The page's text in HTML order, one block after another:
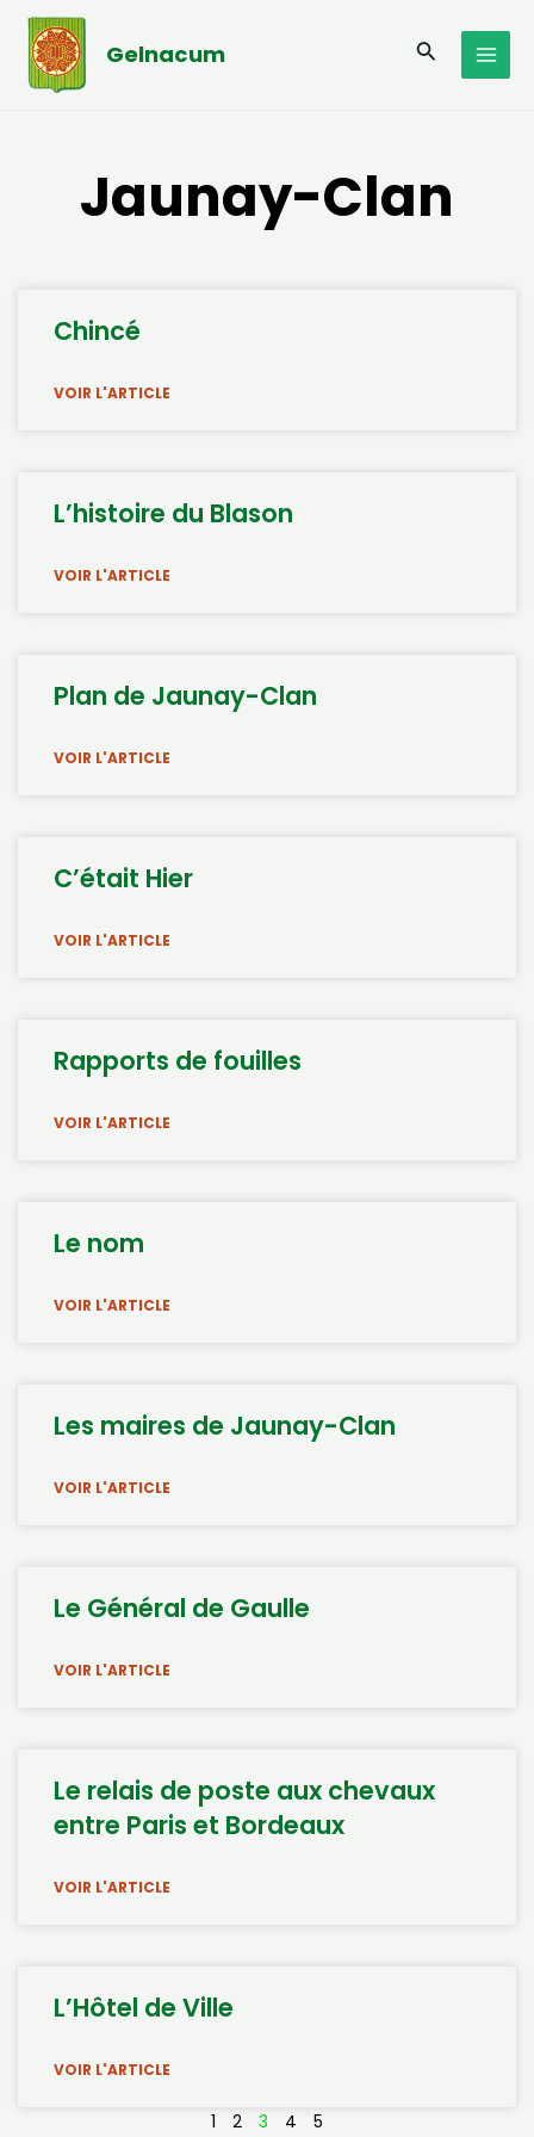
Aller
contenu
Gelnacum
Jaunay-Clan
Chincé
VOIR L'ARTICLE
L’histoire du Blason
VOIR L'ARTICLE
Plan de Jaunay-Clan
VOIR L'ARTICLE
C’était Hier
VOIR L'ARTICLE
Rapports de fouilles
VOIR L'ARTICLE
Le nom
VOIR L'ARTICLE
Les maires de Jaunay-Clan
VOIR L'ARTICLE
Le Général de Gaulle
VOIR L'ARTICLE
Le relais de poste aux chevaux
entre Paris et Bordeaux
VOIR L'ARTICLE
L’Hôtel de Ville
VOIR L'ARTICLE
1 2 3 4 5